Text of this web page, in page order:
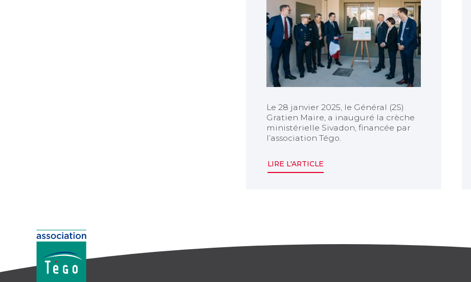
Le 28 janvier 2025, le Général (2S)
Gratien Maire, a inauguré la crèche
ministérielle Sivadon, financée par
l’association Tégo.
LIRE L'ARTICLE